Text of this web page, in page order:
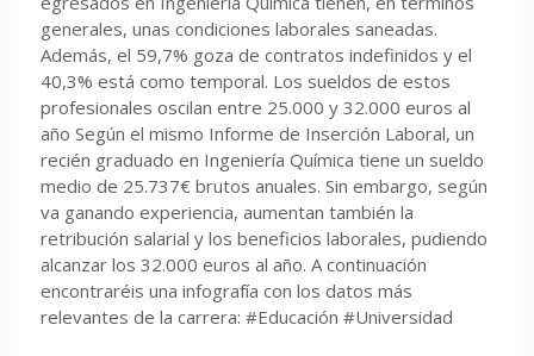
generales, unas condiciones laborales saneadas.
Además, el 59,7% goza de contratos indefinidos y el
40,3% está como temporal. Los sueldos de estos
profesionales oscilan entre 25.000 y 32.000 euros al
año Según el mismo Informe de Inserción Laboral, un
recién graduado en Ingeniería Química tiene un sueldo
medio de 25.737€ brutos anuales. Sin embargo, según
va ganando experiencia, aumentan también la
retribución salarial y los beneficios laborales, pudiendo
alcanzar los 32.000 euros al año. A continuación
encontraréis una infografía con los datos más
relevantes de la carrera: #Educación #Universidad